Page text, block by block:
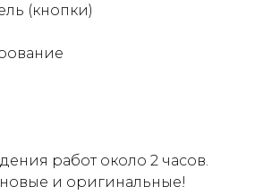
(кнопки)
работ около 2 часов.
новые и оригинальные!